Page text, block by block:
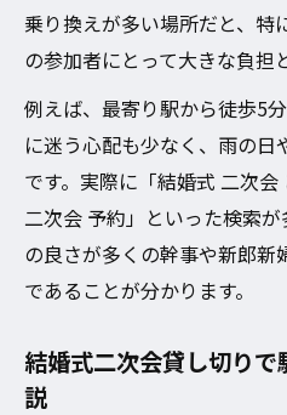
乗り換えが多い場所だと、特
の参加者にとって大きな負担
例えば、最寄り駅から徒歩5
に迷う心配も少なく、雨の
です。実際に「結婚式 二次
二次会 予約」といった検索
の良さが多くの幹事や新郎新
であることが分かります。
結婚式二次会貸し切り
説